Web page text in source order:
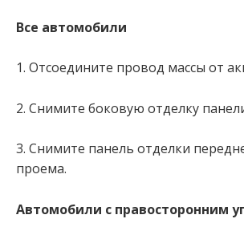
Все автомобили
1. Отсоедините провод массы от
2. Снимите боковую отделку
3. Снимите панель отделки
проема.
Автомобили с правосторонним